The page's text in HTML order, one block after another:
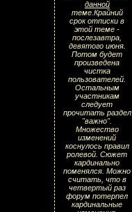
данной
теме.Крайний
срок отписки в
этой теме -
послезавтра,
девятого июня.
Потом будет
произведена
чистка
пользователей.
Остальным
участникам
следует
прочитать раздел
"важно".
Множество
изменений
коснулось правил
ролевой. Сюжет
кардинально
поменялся. Можно
считать, что в
четвертый раз
форум потерпел
кардинальные